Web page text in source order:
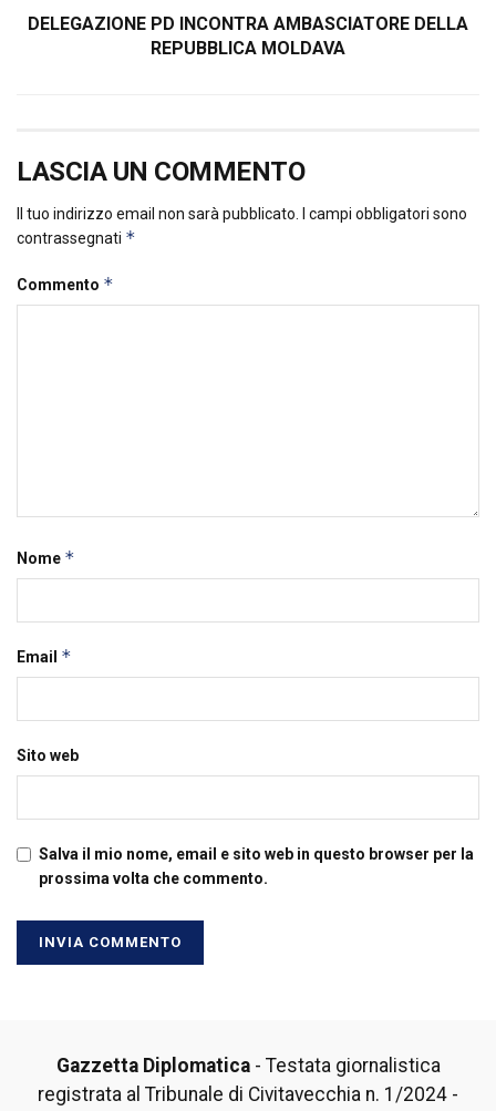
DELEGAZIONE PD INCONTRA AMBASCIATORE DELLA
REPUBBLICA MOLDAVA
LASCIA UN COMMENTO
Il tuo indirizzo email non sarà pubblicato.
I campi obbligatori sono
contrassegnati *
Commento *
Nome *
Email *
Sito web
Salva il mio nome, email e sito web in questo browser per la
prossima volta che commento.
Gazzetta Diplomatica- Testata giornalistica
registrata al Tribunale di Civitavecchia n. 1/2024 -